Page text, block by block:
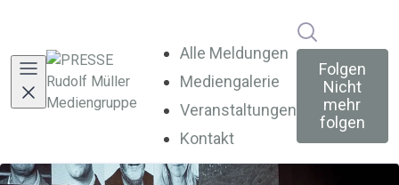
Alle Meldungen
Mediengalerie
Veranstaltungen
Kontakt
Folgen
Nicht
mehr
folgen